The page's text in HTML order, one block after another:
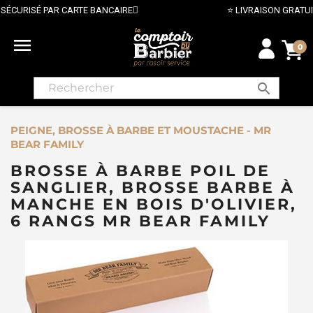
⭐ LIVRAISON GRATUITE EN FRANCE MÉTROPOLITAINE DÈS 70€ ⭐
 0
search
PEIGNE, BROSSE À BARBE ET MOUSTACHE - MR
BEAR FAMILY
BROSSE À BARBE POIL DE
SANGLIER, BROSSE BARBE À
MANCHE EN BOIS D'OLIVIER,
6 RANGS MR BEAR FAMILY